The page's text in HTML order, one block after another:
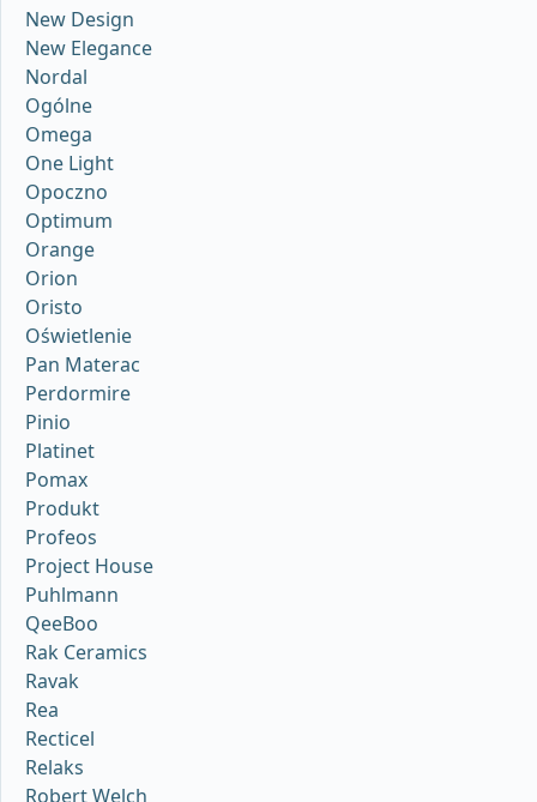
New Design
New Elegance
Nordal
Ogólne
Omega
One Light
Opoczno
Optimum
Orange
Orion
Oristo
Oświetlenie
Pan Materac
Perdormire
Pinio
Platinet
Pomax
Produkt
Profeos
Project House
Puhlmann
QeeBoo
Rak Ceramics
Ravak
Rea
Recticel
Relaks
Robert Welch